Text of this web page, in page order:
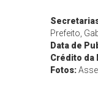
Prefeito,
Data de
Crédito da
Fotos: